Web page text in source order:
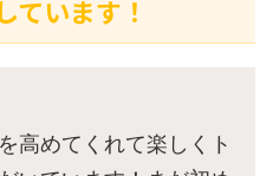
ています！
高めてくれて楽しくト